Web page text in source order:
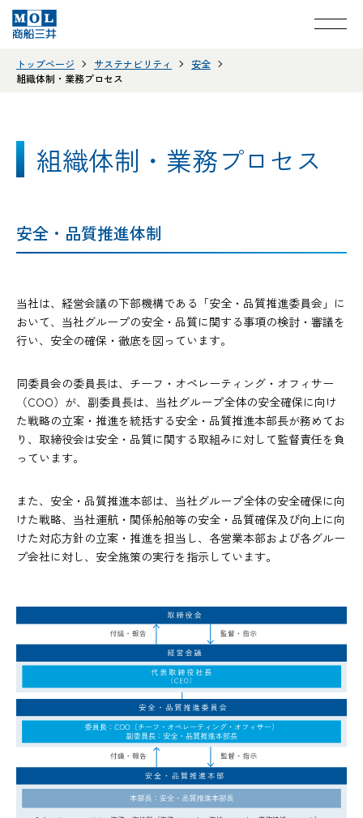
トップページ サステナビリティ
安全
組織体制・業務プロセス
組織体制・業務プロセス
安全・品質推進体制
当社は、経営会議の下部機構である「安全・品質推進委員会」に
おいて、当社グループの安全・品質に関する事項の検討・審議を
行い、安全の確保・徹底を図っています。
同委員会の委員長は、チーフ・オペレーティング・オフィサー
（COO）が、副委員長は、当社グループ全体の安全確保に向け
た戦略の立案・推進を統括する安全・品質推進本部長が務めてお
り、取締役会は安全・品質に関する取組みに対して監督責任を負
っています。
また、安全・品質推進本部は、当社グループ全体の安全確保に向
けた戦略、当社運航・関係船舶等の安全・品質確保及び向上に向
けた対応方針の立案・推進を担当し、各営業本部および各グルー
プ会社に対し、安全施策の実行を指示しています。